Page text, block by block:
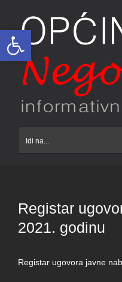
Open toolbar
content
Idi na...
Registar
2021. godinu
Registar ugovora javne